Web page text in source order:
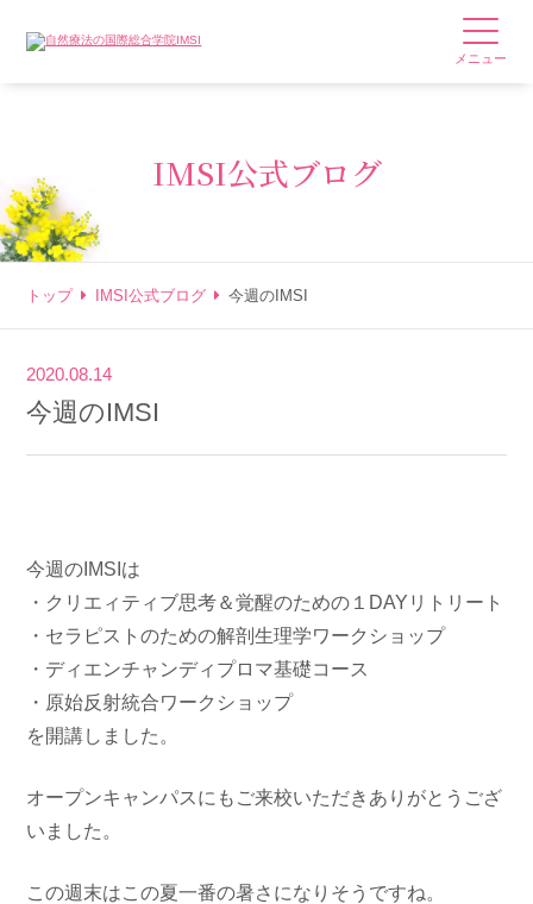
メニュー
IMSI公式ブログ
トップ IMSI公式ブログ 今週のIMSI
2020.08.14
今週のIMSI
今週のIMSIは
・クリエィティブ思考＆覚醒のための１DAYリトリート
・セラピストのための解剖生理学ワークショップ
・ディエンチャンディプロマ基礎コース
・原始反射統合ワークショップ
を開講しました。
オープンキャンパスにもご来校いただきありがとうござ
いました。
この週末はこの夏一番の暑さになりそうですね。